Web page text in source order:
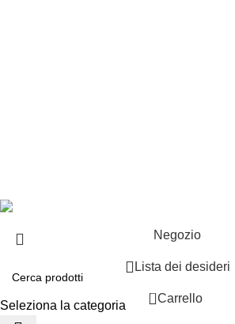
Seleziona la categoria
Negozio
Lista dei desideri
0 Carrello